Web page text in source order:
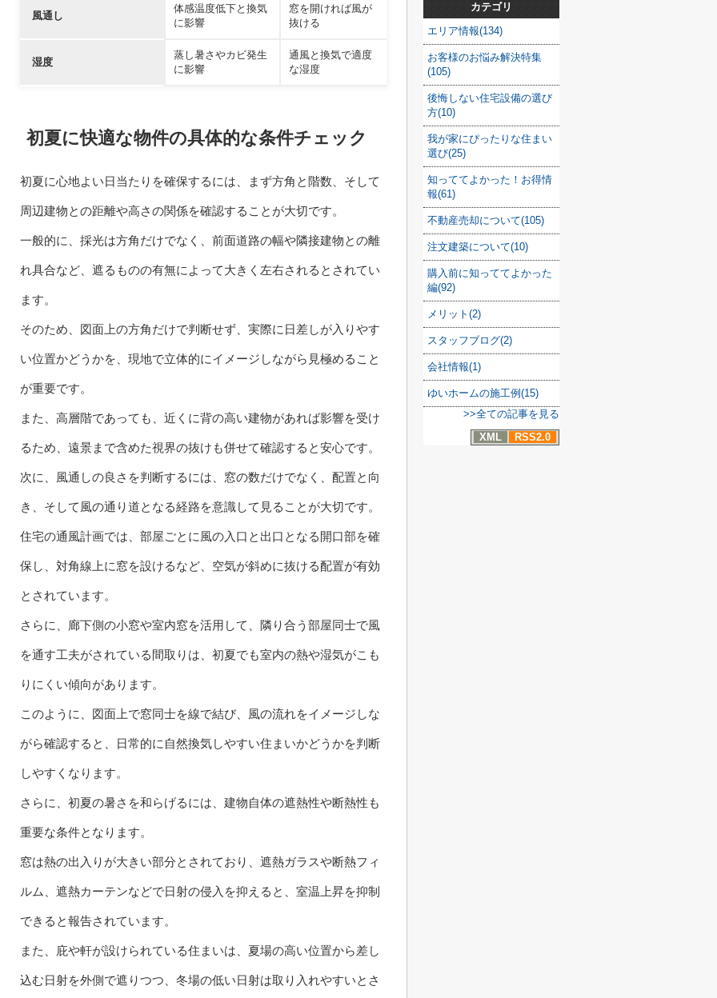
風通し
体感温度低下と換気
に影響
窓を開ければ風が
抜ける
湿度
蒸し暑さやカビ発生
に影響
通風と換気で適度
な湿度
初夏に快適な物件の具体的な条件チェック
初夏に心地よい日当たりを確保するには、まず方角と階数、そして
周辺建物との距離や高さの関係を確認することが大切です。
一般的に、採光は方角だけでなく、前面道路の幅や隣接建物との離
れ具合など、遮るものの有無によって大きく左右されるとされてい
ます。
そのため、図面上の方角だけで判断せず、実際に日差しが入りやす
い位置かどうかを、現地で立体的にイメージしながら見極めること
が重要です。
また、高層階であっても、近くに背の高い建物があれば影響を受け
るため、遠景まで含めた視界の抜けも併せて確認すると安心です。
次に、風通しの良さを判断するには、窓の数だけでなく、配置と向
き、そして風の通り道となる経路を意識して見ることが大切です。
住宅の通風計画では、部屋ごとに風の入口と出口となる開口部を確
保し、対角線上に窓を設けるなど、空気が斜めに抜ける配置が有効
とされています。
さらに、廊下側の小窓や室内窓を活用して、隣り合う部屋同士で風
を通す工夫がされている間取りは、初夏でも室内の熱や湿気がこも
りにくい傾向があります。
このように、図面上で窓同士を線で結び、風の流れをイメージしな
がら確認すると、日常的に自然換気しやすい住まいかどうかを判断
しやすくなります。
さらに、初夏の暑さを和らげるには、建物自体の遮熱性や断熱性も
重要な条件となります。
窓は熱の出入りが大きい部分とされており、遮熱ガラスや断熱フィ
ルム、遮熱カーテンなどで日射の侵入を抑えると、室温上昇を抑制
できると報告されています。
また、庇や軒が設けられている住まいは、夏場の高い位置から差し
込む日射を外側で遮りつつ、冬場の低い日射は取り入れやすいとさ
カテゴリ
エリア情報(134)
お客様のお悩み解決特集
(105)
後悔しない住宅設備の選び
方(10)
我が家にぴったりな住まい
選び(25)
知っててよかった！お得情
報(61)
不動産売却について(105)
注文建築について(10)
購入前に知っててよかった
編(92)
メリット(2)
スタッフブログ(2)
会社情報(1)
ゆいホームの施工例(15)
>>全ての記事を見る
XML
RSS2.0